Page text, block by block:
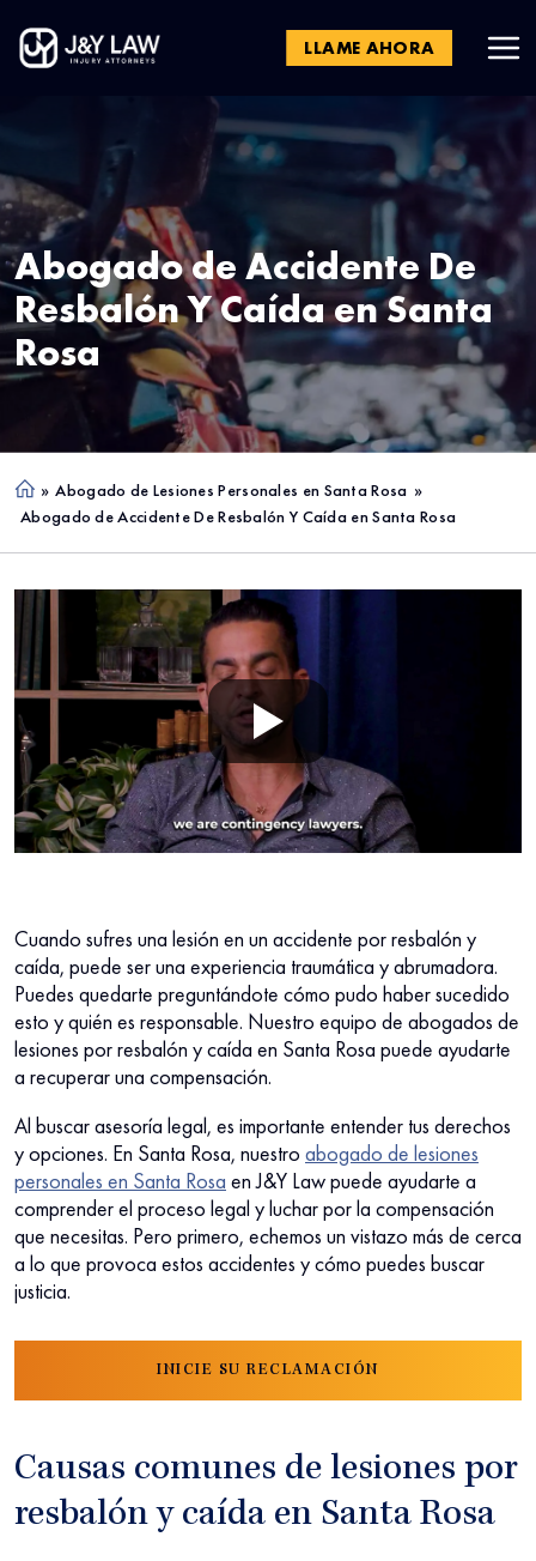
LLAME AHORA
Abogado de Accidente De
Resbalón Y Caída enSanta
Rosa
Ho
me
» Abogado de Lesiones Personales en Santa Rosa »
Abogado de Accidente De Resbalón Y Caída en Santa Rosa
Cuando sufres una lesión en un accidente por resbalón y
caída, puede ser una experiencia traumática y abrumadora.
Puedes quedarte preguntándote cómo pudo haber sucedido
esto y quién es responsable. Nuestro equipo de abogados de
lesiones por resbalón y caída en Santa Rosa puede ayudarte
a recuperar una compensación.
Al buscar asesoría legal, es importante entender tus derechos
y opciones. En Santa Rosa, nuestro abogado de lesiones
personales en Santa Rosa en J&Y Law puede ayudarte a
comprender el proceso legal y luchar por la compensación
que necesitas. Pero primero, echemos un vistazo más de cerca
a lo que provoca estos accidentes y cómo puedes buscar
justicia.
INICIE SU RECLAMACIÓN
Causas comunes de lesiones por
resbalón y caída en Santa Rosa